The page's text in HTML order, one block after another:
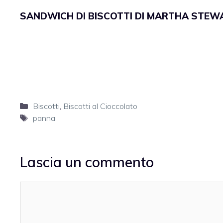
SANDWICH DI BISCOTTI DI MARTHA
Categorie
Biscotti Biscotti al Cioccolato
Tag
panna
Lascia un commento